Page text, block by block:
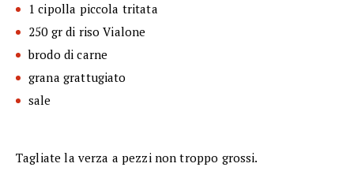
1 cipolla piccola tritata
250 gr di riso Vialone
brodo di carne
grana grattugiato
sale
Tagliate la verza a pezzi non troppo grossi.